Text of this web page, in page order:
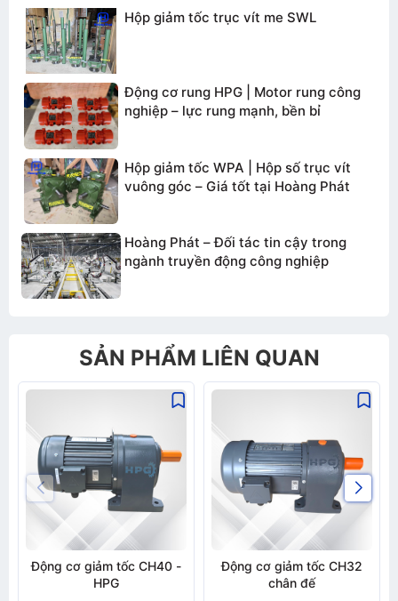
Gửi thông tin
Hộp giảm tốc trục vít me SWL
Động cơ rung HPG | Motor rung công
nghiệp – lực rung mạnh, bền bỉ
Hộp giảm tốc WPA | Hộp số trục vít
vuông góc – Giá tốt tại Hoàng Phát
Hoàng Phát – Đối tác tin cậy trong
ngành truyền động công nghiệp
SẢN PHẨM LIÊN QUAN
Động cơ giảm tốc CH40 -
HPG
Động cơ giảm tốc CH32
chân đế